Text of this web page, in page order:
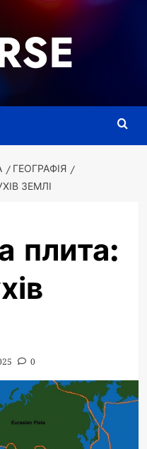
ГЕОГРАФІЯ
ЗЕМЛІ
плита:
0